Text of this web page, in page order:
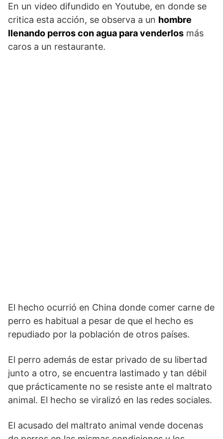
En un video difundido en Youtube, en donde se
critica esta acción, se observa a un hombre
llenando perros con agua para venderlos más
caros a un restaurante.
El hecho ocurrió en China donde comer carne de
perro es habitual a pesar de que el hecho es
repudiado por la población de otros países.
El perro además de estar privado de su libertad
junto a otro, se encuentra lastimado y tan débil
que prácticamente no se resiste ante el maltrato
animal. El hecho se viralizó en las redes sociales.
El acusado del maltrato animal vende docenas